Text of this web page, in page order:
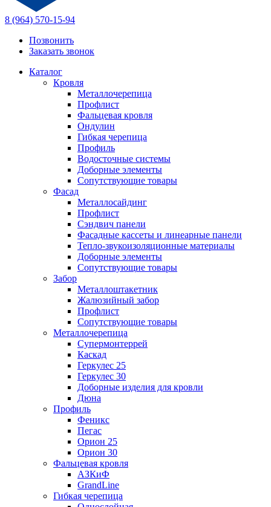
8 (964) 570-15-94
Позвонить
Заказать звонок
Каталог
Кровля
Металлочерепица
Профлист
Фальцевая кровля
Ондулин
Гибкая черепица
Профиль
Водосточные системы
Доборные элементы
Сопутствующие товары
Фасад
Металлосайдинг
Профлист
Сэндвич панели
Фасадные кассеты и линеарные панели
Тепло-звукоизоляционные материалы
Доборные элементы
Сопутствующие товары
Забор
Металлоштакетник
Жалюзийный забор
Профлист
Сопутствующие товары
Металлочерепица
Супермонтеррей
Каскад
Геркулес 25
Геркулес 30
Доборные изделия для кровли
Дюна
Профиль
Феникс
Пегас
Орион 25
Орион 30
Фальцевая кровля
АЗКиФ
GrandLine
Гибкая черепица